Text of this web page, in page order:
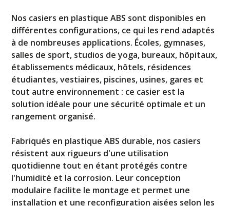
Nos casiers en plastique ABS sont disponibles en
différentes configurations, ce qui les rend adaptés
à de nombreuses applications. Écoles, gymnases,
salles de sport, studios de yoga, bureaux, hôpitaux,
établissements médicaux, hôtels, résidences
étudiantes, vestiaires, piscines, usines, gares et
tout autre environnement : ce casier est la
solution idéale pour une sécurité optimale et un
rangement organisé.
Fabriqués en plastique ABS durable, nos casiers
résistent aux rigueurs d'une utilisation
quotidienne tout en étant protégés contre
l'humidité et la corrosion. Leur conception
modulaire facilite le montage et permet une
installation et une reconfiguration aisées selon les